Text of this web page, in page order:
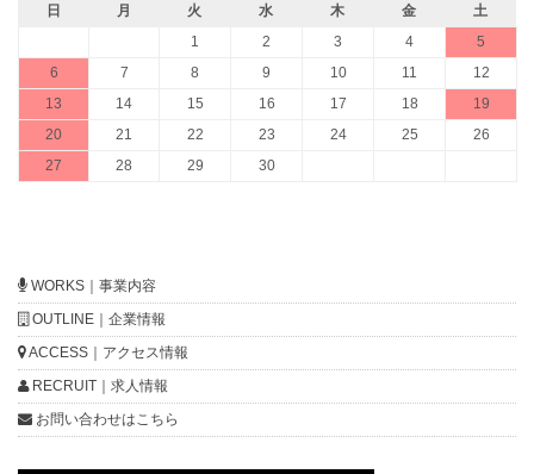
日 月 火 水 木 金
土
1
2 3 4
5
6
7 8 9 10 11
12
13
14 15 16 17 18
19
20
21 22 23 24 25
26
27
28 29 30
WORKS｜事業内容
OUTLINE｜企業情報
ACCESS｜アクセス情報
RECRUIT｜求人情報
お問い合わせはこちら